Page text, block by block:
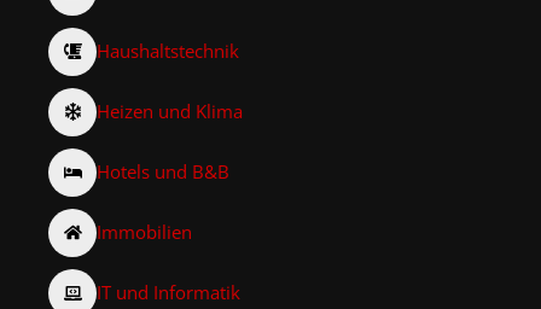
Haushaltstechnik
Heizen und Klima
Hotels und B&B
Immobilien
IT und Informatik